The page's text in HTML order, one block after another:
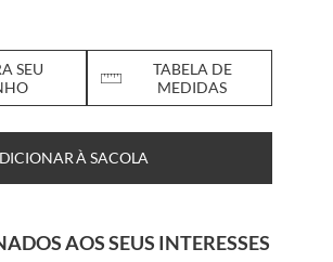
SEU
TABELA DE
MEDIDAS
À SACOLA
AOS SEUS INTERESSES